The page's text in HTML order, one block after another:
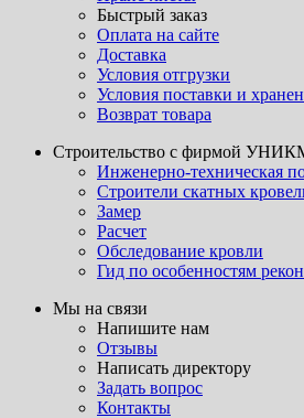
Быстрый заказ
Оплата на сайте
Доставка
Условия отгрузки
Условия поставки и
Возврат товара
Строительство с фирмой
Инженерно-техническая
Строители скатных
Замер
Расчет
Обследование кровли
Гид по особенностям
Мы на связи
Напишите нам
Отзывы
Написать директору
Задать вопрос
Контакты